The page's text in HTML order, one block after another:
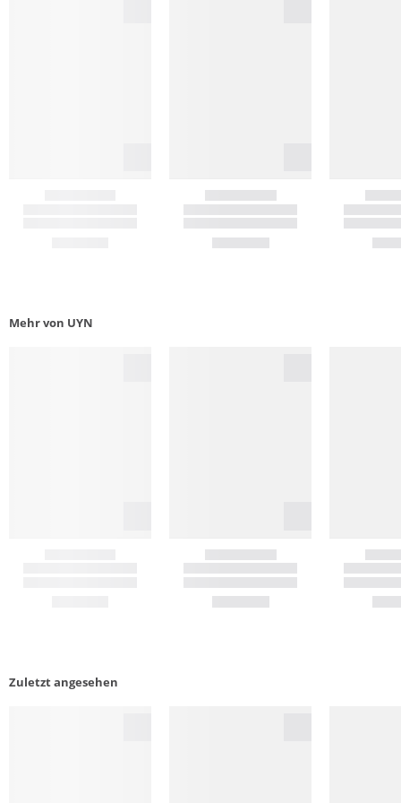
Mehr von UYN
Zuletzt angesehen